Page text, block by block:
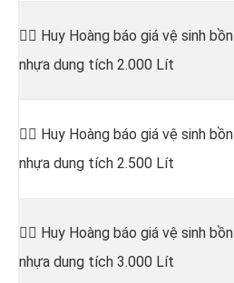
👷‍♂️ Huy Hoàng báo giá vệ sinh bồn
nhựa dung tích 2.000 Lít
👷‍♂️ Huy Hoàng báo giá vệ sinh bồn
nhựa dung tích 2.500 Lít
👷‍♂️ Huy Hoàng báo giá vệ sinh bồn
nhựa dung tích 3.000 Lít